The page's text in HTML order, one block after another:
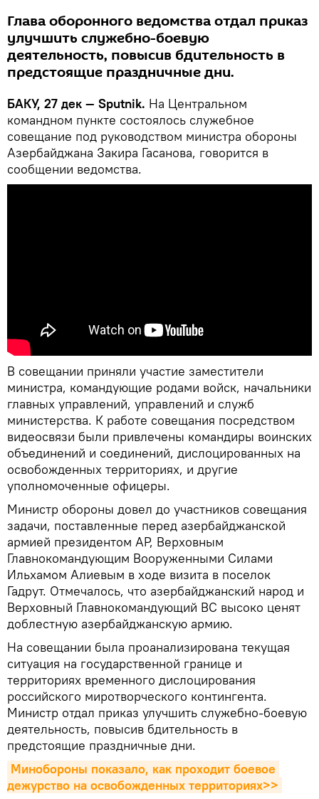
Глава оборонного ведомства отдал приказ
улучшить служебно-боевую
деятельность, повысив бдительность в
предстоящие праздничные дни.
БАКУ, 27 дек — Sputnik. На Центральном
командном пункте состоялось служебное
совещание под руководством министра обороны
Азербайджана Закира Гасанова, говорится в
сообщении ведомства.
В совещании приняли участие заместители
министра, командующие родами войск, начальники
главных управлений, управлений и служб
министерства. К работе совещания посредством
видеосвязи были привлечены командиры воинских
объединений и соединений, дислоцированных на
освобожденных территориях, и другие
уполномоченные офицеры.
Министр обороны довел до участников совещания
задачи, поставленные перед азербайджанской
армией президентом АР, Верховным
Главнокомандующим Вооруженными Силами
Ильхамом Алиевым в ходе визита в поселок
Гадрут. Отмечалось, что азербайджанский народ и
Верховный Главнокомандующий ВС высоко ценят
доблестную азербайджанскую армию.
На совещании была проанализирована текущая
ситуация на государственной границе и
территориях временного дислоцирования
российского миротворческого контингента.
Министр отдал приказ улучшить служебно-боевую
деятельность, повысив бдительность в
предстоящие праздничные дни.
Минобороны показало, как проходит боевое
дежурство на освобожденных территориях>>